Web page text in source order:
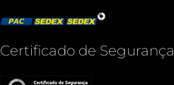
Certificado de Segurança